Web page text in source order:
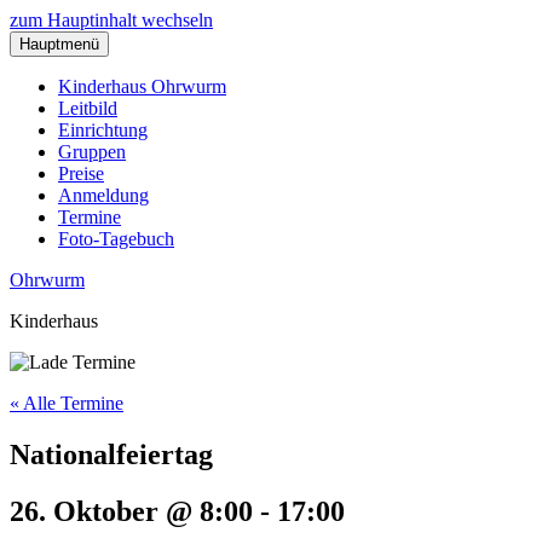
zum Hauptinhalt wechseln
Hauptmenü
Kinderhaus Ohrwurm
Leitbild
Einrichtung
Gruppen
Preise
Anmeldung
Termine
Foto-Tagebuch
Ohrwurm
Kinderhaus
« Alle Termine
Nationalfeiertag
26. Oktober @ 8:00 - 17:00